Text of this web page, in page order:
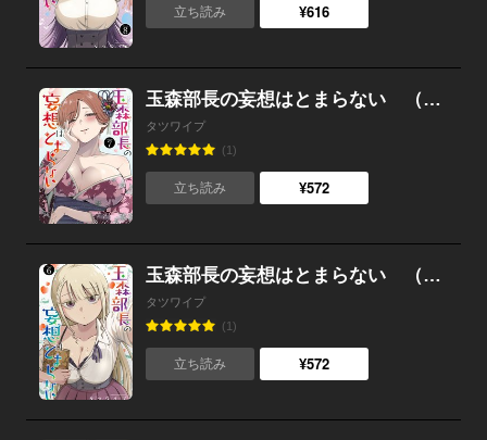
立ち読み ¥616
玉森部長の妄想はとまらない （7）
タツワイプ
(1)
立ち読み ¥572
玉森部長の妄想はとまらない （6）
タツワイプ
(1)
立ち読み ¥572